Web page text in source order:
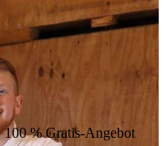
% Gratis-Angebot